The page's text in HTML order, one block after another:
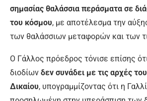
σημασίας θαλάσσια περάσματα σε
του κόσμου, με αποτέλεσμα την
των θαλάσσιων μεταφορών και των
Ο Γάλλος πρόεδρος τόνισε επίσης
διοδίων δεν συνάδει με τις αρχές
Δικαίου, υπογραμμίζοντας ότι η